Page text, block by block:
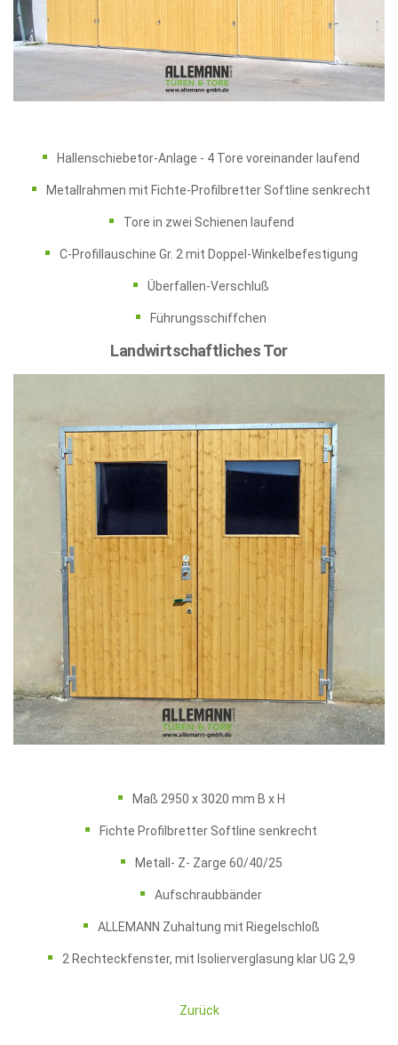
Hallenschiebetor-Anlage - 4 Tore voreinander laufend
Metallrahmen mit Fichte-Profilbretter Softline senkrecht
Tore in zwei Schienen laufend
C-Profillauschine Gr. 2 mit Doppel-Winkelbefestigung
Überfallen-Verschluß
Führungsschiffchen
Landwirtschaftliches Tor
Maß 2950 x 3020 mm B x H
Fichte Profilbretter Softline senkrecht
Metall- Z- Zarge 60/40/25
Aufschraubbänder
ALLEMANN Zuhaltung mit Riegelschloß
2 Rechteckfenster, mit Isolierverglasung klar UG 2,9
Zurück